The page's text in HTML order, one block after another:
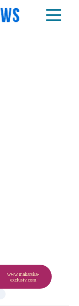
www.makarska-
exclusiv.com